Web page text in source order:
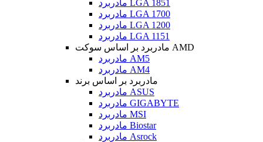
مادربرد LGA 1851
مادربرد LGA 1700
مادربرد LGA 1200
مادربرد LGA 1151
مادربرد بر اساس سوکت AMD
مادربرد AM5
مادربرد AM4
مادربرد بر اساس برند
مادربرد ASUS
مادربرد GIGABYTE
مادربرد MSI
مادربرد Biostar
مادربرد Asrock